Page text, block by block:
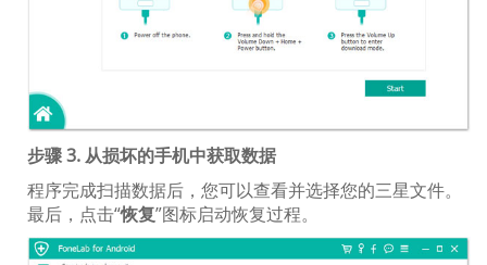
步骤 3. 从损坏的手机中获取数据
程序完成扫描数据后，您可以查看并选择您的三星文件。
最后，点击“恢复”图标启动恢复过程。